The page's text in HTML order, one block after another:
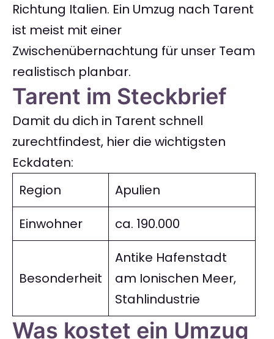
Richtung Italien. Ein Umzug nach Tarent
ist meist mit einer
Zwischenübernachtung für unser Team
realistisch planbar.
Tarent im Steckbrief
Damit du dich in Tarent schnell
zurechtfindest, hier die wichtigsten
Eckdaten:
Region
Apulien
Einwohner
ca. 190.000
Besonderheit
Antike Hafenstadt
am Ionischen Meer,
Stahlindustrie
Was kostet ein Umzug